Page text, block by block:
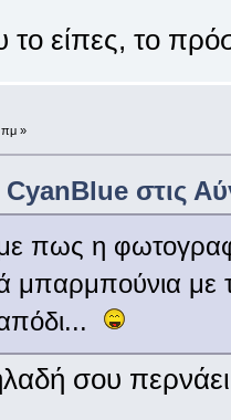
το είπες, το
πμ »
στις
πως η
μπαρμπούνια
σου